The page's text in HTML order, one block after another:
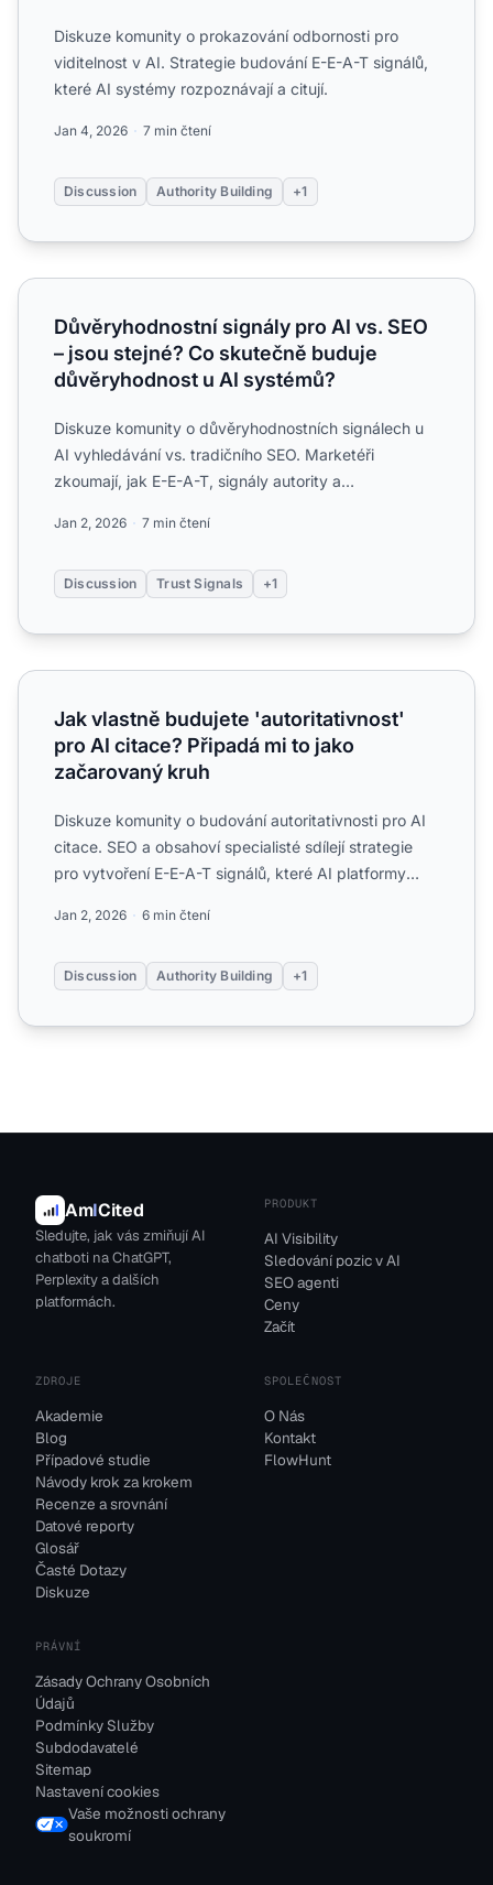
Diskuze komunity o prokazování odbornosti pro
viditelnost v AI. Strategie budování E-E-A-T signálů,
které AI systémy rozpoznávají a citují.
Jan 4, 2026 7 min čtení
Discussion Authority Building +1
Důvěryhodnostní signály pro AI vs. SEO – jsou stejné?
Důvěryhodnostní signály pro AI vs. SEO
– jsou stejné? Co skutečně buduje
důvěryhodnost u AI systémů?
Diskuze komunity o důvěryhodnostních signálech u
AI vyhledávání vs. tradičního SEO. Marketéři
zkoumají, jak E-E-A-T, signály autority a
Jan 2, 2026 7 min čtení
Discussion Trust Signals +1
Jak vlastně budujete 'autoritativnost' pro AI citace?
Jak vlastně budujete 'autoritativnost'
pro AI citace? Připadá mi to jako
začarovaný kruh
Diskuze komunity o budování autoritativnosti pro AI
citace. SEO a obsahoví specialisté sdílejí strategie
pro vytvoření E-E-A-T signálů, které AI platformy
Jan 2, 2026 6 min čtení
Discussion Authority Building +1
AmICited
Sledujte, jak vás zmiňují AI
chatboti na ChatGPT,
Perplexity a dalších
platformách.
PRODUKT
AI Visibility
Sledování pozic v AI
SEO agenti
Ceny
Začít
ZDROJE
Akademie
Blog
Případové studie
Návody krok za krokem
Recenze a srovnání
Datové reporty
Glosář
Časté Dotazy
Diskuze
SPOLEČNOST
O Nás
Kontakt
FlowHunt
PRÁVNÍ
Zásady Ochrany Osobních
Údajů
Podmínky Služby
Subdodavatelé
Sitemap
Nastavení cookies
Vaše možnosti ochrany
soukromí